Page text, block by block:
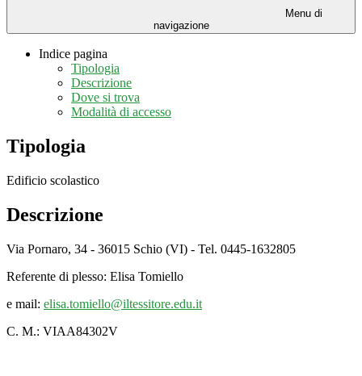
Menu di
navigazione
Indice pagina
Tipologia
Descrizione
Dove si trova
Modalità di accesso
Tipologia
Edificio scolastico
Descrizione
Via Pornaro, 34 - 36015 Schio (VI) - Tel. 0445-1632805
Referente di plesso: Elisa Tomiello
e mail: elisa.tomiello@iltessitore.edu.it
C. M.: VIAA84302V